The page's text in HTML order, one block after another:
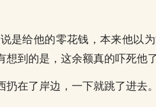
是给他的零花钱，本来他以
到的是，这余额真的吓死他了
在了岸边，一下就跳了进去。